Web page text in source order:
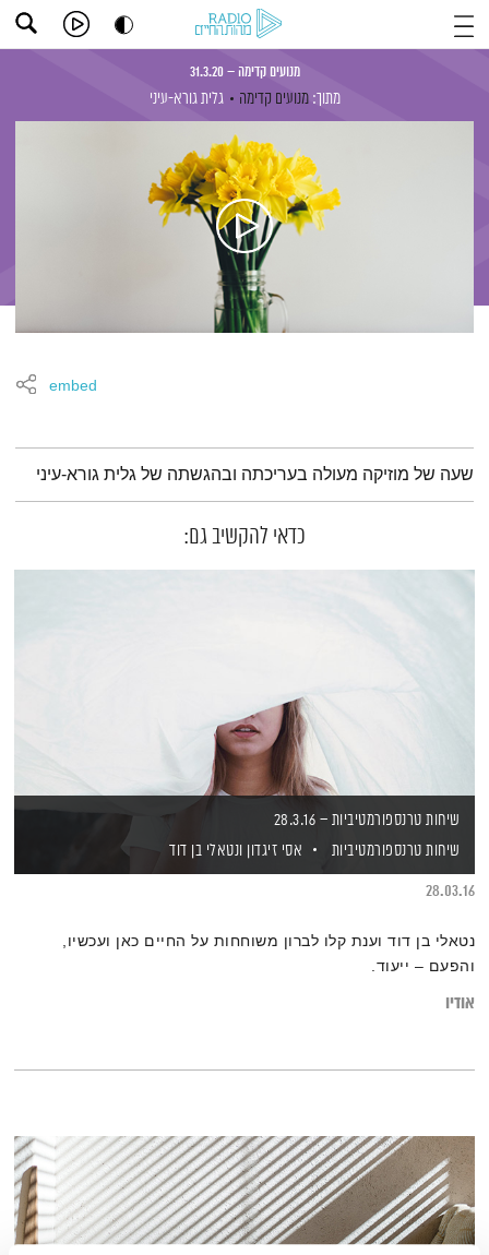
מנועים קדימה – 31.3.20
מתוך: מנועים קדימה גלית גורא-עיני
embed
תמצית הפודקאסט
שעה של מוזיקה מעולה בעריכתה ובהגשתה של גלית גורא-עיני
כדאי להקשיב גם:
שיחות טרנספורמטיביות – 28.3.16
שיחות טרנספורמטיביות
אסי זיגדון ונטאלי בן דוד
28.03.16
נטאלי בן דוד וענת קלו לברון משוחחות על החיים כאן ועכשיו,
והפעם – ייעוד.
אודיו